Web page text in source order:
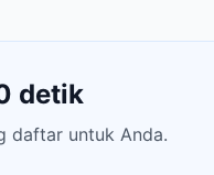
detik
daftar untuk Anda.